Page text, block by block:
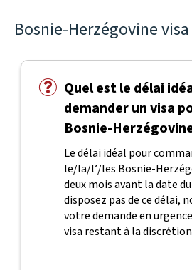
Bosnie-Herzégovine visa
Quel est le délai
demander un visa
Bosnie-
Le délai idéal pour
le/la/l’/les Bosnie-
deux mois avant la date
disposez pas de ce délai,
votre demande en
visa restant à la discrétion